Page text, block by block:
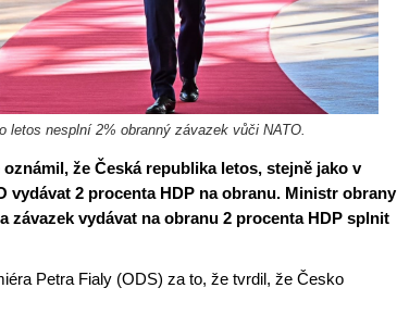
letos nesplní 2% obranný závazek vůči NATO.
že Česká republika letos, stejně jako v
vydávat 2 procenta HDP na obranu. Ministr obrany
závazek vydávat na obranu 2 procenta HDP splnit
Petra Fialy (ODS) za to, že tvrdil, že Česko